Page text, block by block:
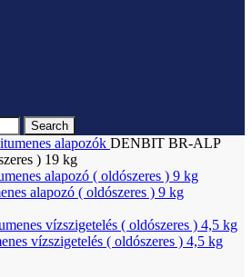
Search
alapozók DENBIT BR-ALP
) 19 kg
alapozó ( oldószeres ) 9 kg
vízszigetelés ( oldószeres ) 4,5 kg